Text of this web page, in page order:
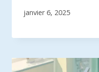
janvier 6, 2025